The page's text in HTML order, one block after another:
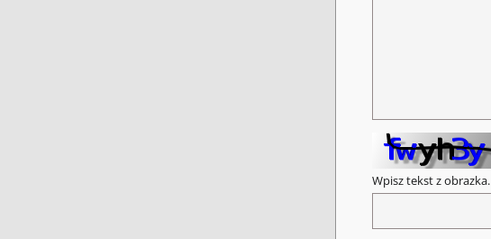
Wpisz tekst z obrazka.